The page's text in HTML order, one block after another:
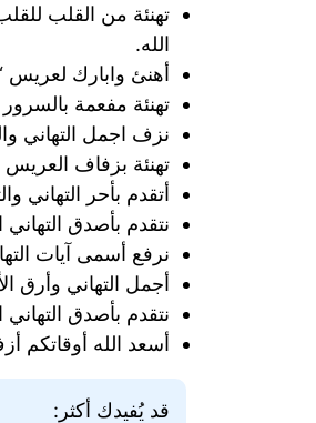
تهنئة من القلب
الله.
أهنئ وابارك لعريس
تهنئة مفعمة
نزف اجمل التهاني
تهنئة بزفاف العريس
أتقدم بأحر التهاني
نتقدم بأصدق
نرفع أسمى آيات
أجمل التهاني وأرق
نتقدم بأصدق
أسعد الله أوقاتكم
قد يُفيدك أكثر: